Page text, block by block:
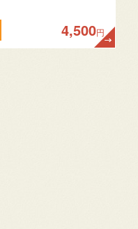
4,500円